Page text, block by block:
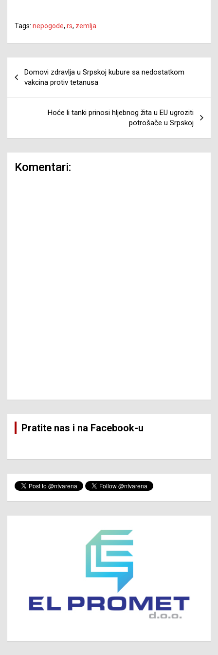
Tags: nepogode, rs, zemlja
članaka
Domovi zdravlja u Srpskoj kubure sa nedostatkom
vakcina protiv tetanusa
Hoće li tanki prinosi hljebnog žita u EU ugroziti
potrošače u Srpskoj
Komentari:
Pratite nas i na Facebook-u